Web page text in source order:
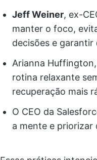
Jeff Weiner, ex-
manter o foco,
decisões e
Arianna
rotina relaxante
recuperação mais
O CEO da
a mente e priorizar